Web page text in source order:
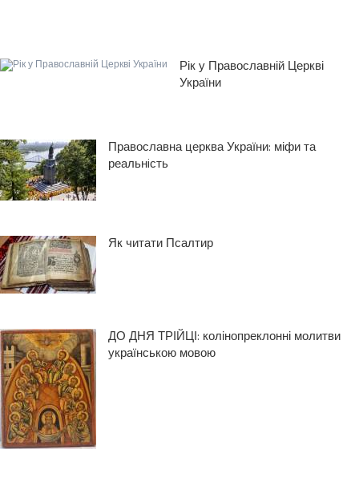
Рік у Православній Церкві
України
Православна церква України: міфи та
реальнiсть
Як читати Псалтир
ДО ДНЯ ТРІЙЦІ: колінопреклонні молитви
українською мовою